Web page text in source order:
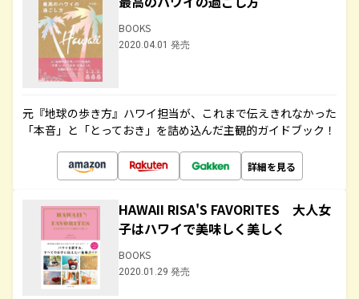
BOOKS
2020.04.01 発売
元『地球の歩き方』ハワイ担当が、これまで伝えきれなかった
「本音」と「とっておき」を詰め込んだ主観的ガイドブック！
詳細を見る
HAWAII RISA'S FAVORITES 大人女
子はハワイで美味しく美しく
BOOKS
2020.01.29 発売